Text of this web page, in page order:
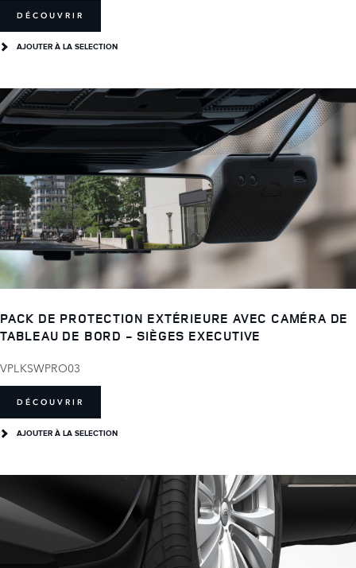
DÉCOUVRIR
AJOUTER À LA SELECTION
PACK DE PROTECTION EXTÉRIEURE AVEC CAMÉRA DE
TABLEAU DE BORD - SIÈGES EXECUTIVE
VPLKSWPRO03
DÉCOUVRIR
AJOUTER À LA SELECTION